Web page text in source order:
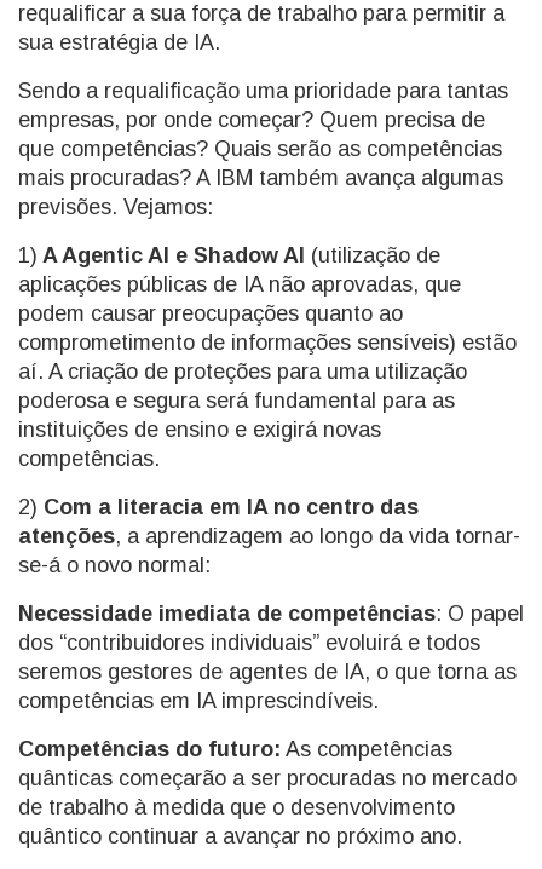
requalificar a sua força de trabalho para permitir a
sua estratégia de IA.
Sendo a requalificação uma prioridade para tantas
empresas, por onde começar? Quem precisa de
que competências? Quais serão as competências
mais procuradas? A IBM também avança algumas
previsões. Vejamos:
1) A Agentic AI e Shadow AI (utilização de
aplicações públicas de IA não aprovadas, que
podem causar preocupações quanto ao
comprometimento de informações sensíveis) estão
aí. A criação de proteções para uma utilização
poderosa e segura será fundamental para as
instituições de ensino e exigirá novas
competências.
2) Com a literacia em IA no centro das
atenções, a aprendizagem ao longo da vida tornar-
se-á o novo normal:
Necessidade imediata de competências: O papel
dos “contribuidores individuais” evoluirá e todos
seremos gestores de agentes de IA, o que torna as
competências em IA imprescindíveis.
Competências do futuro: As competências
quânticas começarão a ser procuradas no mercado
de trabalho à medida que o desenvolvimento
quântico continuar a avançar no próximo ano.